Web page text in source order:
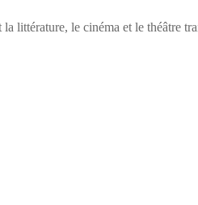
littérature, le cinéma et le théâtre